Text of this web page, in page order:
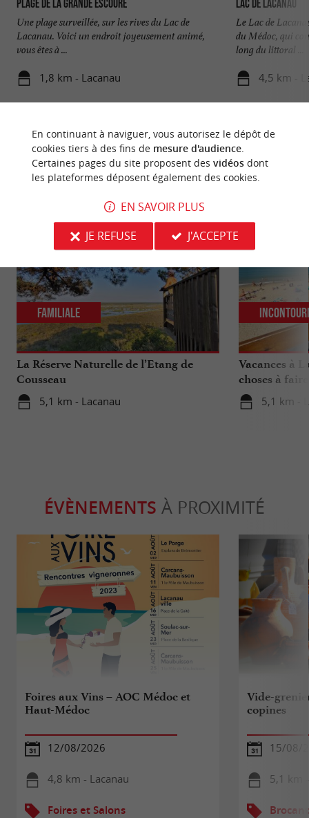
Plage de la Grande Escoure
Une plage surveillée, sur les rives du Lac de
Lacanau. Voici un endroit joyeusement animé,
vous êtes à ...
1,8 km - Lacanau
Lac de Lacanau
Le Lac de
du Médoc, qui
long du littoral ...
4,5 km -
NOUS AVONS TESTÉPOUR VOUS
La Réserve Naturelle de l’Etang de
Cousseau
5,1 km - Lacanau
Familiale
Vacances à
choses à
votre séjour
5,1 km -
ÉVÈNEMENTS À PROXIMITÉ
Foires aux Vins – AOC Médoc et
Haut-Médoc
12/08/2026
4,8 km - Lacanau
Foires et Salons
Vide-
copines
15/08/
5,1 km
En continuant à naviguer, vous autorisez le dépôt de
cookies tiers à des fins de mesure d'audience.
Certaines pages du site proposent des vidéosdont
les plateformes déposent également des cookies.
EN SAVOIR PLUS
JE REFUSE
J'ACCEPTE